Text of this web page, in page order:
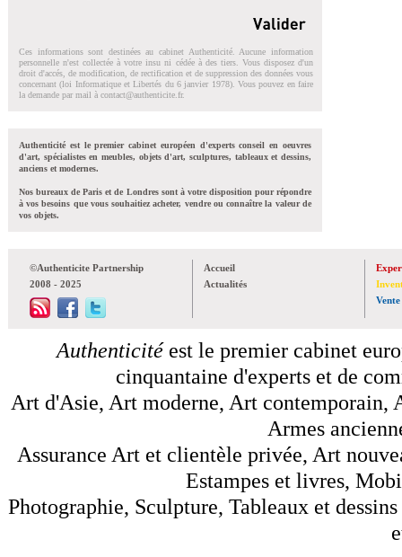
Ces informations sont destinées au cabinet Authenticité. Aucune information
personnelle n'est collectée à votre insu ni cédée à des tiers. Vous disposez d'un
droit d'accés, de modification, de rectification et de suppression des données vous
concernant (loi Informatique et Libertés du 6 janvier 1978). Vous pouvez en faire
la demande par mail à contact@authenticite.fr.
Authenticité est le premier cabinet européen d'experts conseil en oeuvres
d'art, spécialistes en meubles, objets d'art, sculptures, tableaux et dessins,
anciens et modernes.
Nos bureaux de Paris et de Londres sont à votre disposition pour répondre
à vos besoins que vous souhaitiez acheter, vendre ou connaître la valeur de
vos objets.
©Authenticite Partnership
2008 - 2025
Accueil
Actualités
Vente
Authenticitéest le premier cabinet
cinquantaine d'experts et de
Art d'Asie, Art moderne, Art contemporain,
Armes
Assurance Art et clientèle privée, Art
Estampes et livres,
Photographie, Sculpture, Tableaux et